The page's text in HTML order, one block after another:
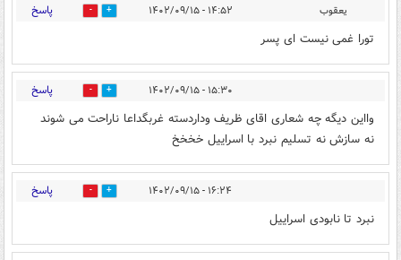
یعقوب ۱۴:۵۲ - ۱۴۰۲/۰۹/۱۵ 0 پاسخ
تورا غمی نیست ای پسر
۱۵:۳۰ - ۱۴۰۲/۰۹/۱۵ 0 پاسخ
وااین دیگه چه شعاری اقای ظریف وداردسته غربگداعا ناراحت می شوند
نه سازش نه تسلیم نبرد با اسراییل خخخخ
۱۶:۲۴ - ۱۴۰۲/۰۹/۱۵ 0 پاسخ
نبرد تا نابودی اسراییل